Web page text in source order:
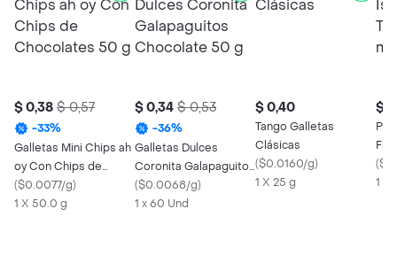
$ 0,38 $ 0,57
-33%
Galletas Mini Chips ah
oy Con Chips de
Chocolates 50 g
($0.0077/g)
1 X 50.0 g
$ 0,34 $ 0,53
-36%
Galletas Dulces
Coronita Galapaguitos
Chocolate 50 g
($0.0068/g)
1 x 60 Und
$ 0,40
Tango Galletas
Clásicas
($0.0160/g)
1 X 25 g
$
(
1 X